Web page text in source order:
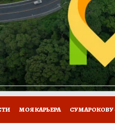
НЕДВИЖИМОСТЬ
ТЕСТЫ НОВОЕ
МОЯ КАРЬЕРА СУМАРОКОВУ